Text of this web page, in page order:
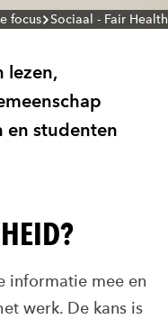
focus Sociaal - Fair Health
lezen,
en studenten
informatie mee en
werk. De kans is